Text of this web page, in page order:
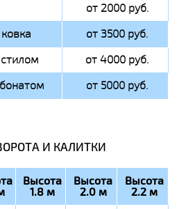
от 2000 руб.
от 3500 руб.
от 4000 руб.
от 5000 руб.
И КАЛИТКИ
Высота
1.8 м
Высота
2.0 м
Высота
2.2 м